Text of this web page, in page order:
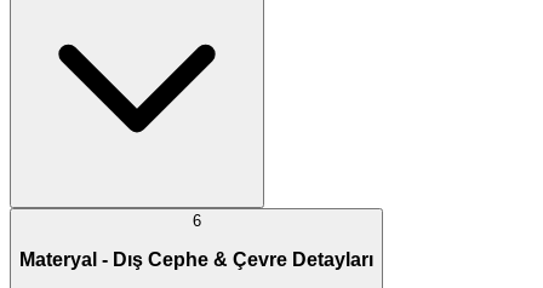
6
Materyal - Dış Cephe & Çevre Detayları